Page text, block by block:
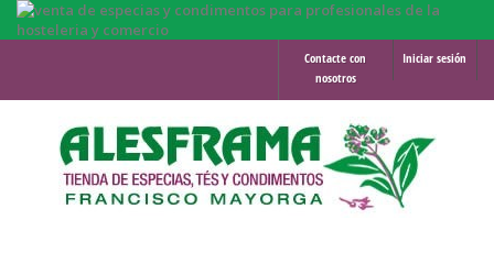
Iniciar sesión
Contacte con
nosotros